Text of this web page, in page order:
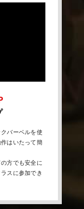
バーベルを使
はいたって簡
方でも安全に
スに参加でき